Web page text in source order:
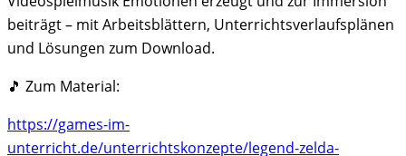
beiträgt – mit Arbeitsblättern, Unterrichtsverlaufsplänen
und Lösungen zum Download.
🎵 Zum Material:
https://games-im-
unterricht.de/unterrichtskonzepte/legend-zelda-